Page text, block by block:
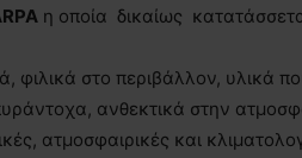
η οποία δικαίως
φιλικά στο περιβάλλον, υλικά
ανθεκτικά στην
ατμοσφαιρικές και